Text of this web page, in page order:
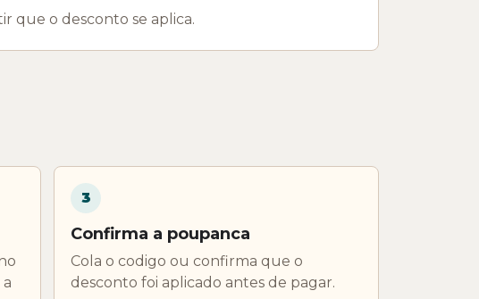
que o desconto se aplica.
3
Confirma a poupanca
Cola o codigo ou confirma que o
desconto foi aplicado antes de pagar.